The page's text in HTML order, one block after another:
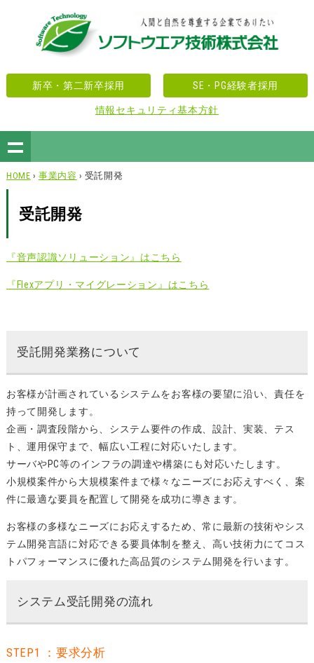
新卒・第二新卒採用 SE・PG経験者採用
情報セキュリティ基本方針
HOME › 事業内容 › 受託開発
受託開発
『音声認識ソリューション』はこちら
『Flexアプリ・マイグレーション』はこちら
受託開発業務について
お客様が計画されているシステムをお客様の要望に沿い、責任を
持って開発します。
企画・調査段階から、システム要件の作成、設計、実装、テス
ト、運用保守まで、幅広い工程に対応いたします。
サーバやPC等のインフラの調達や構築にも対応いたします。
小規模案件から大規模案件まで様々なニーズにお応えすべく、案
件に最適な要員を配置して開発を成功に導きます。
お客様の多様なニーズにお応えするため、常に最新の技術やシス
テム開発言語に対応できる要員体制を整え、高い技術力にてコス
トパフォーマンスに優れた高品質のシステム開発を行います。
システム受託開発の流れ
STEP1 ：要求分析